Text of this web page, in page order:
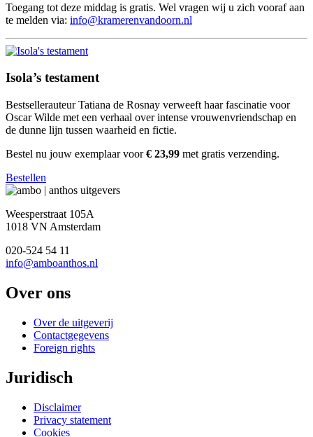
Toegang tot deze middag is gratis. Wel vragen wij u zich vooraf aan
te melden via: info@kramerenvandoorn.nl
Isola’s testament
Bestsellerauteur Tatiana de Rosnay verweeft haar fascinatie voor
Oscar Wilde met een verhaal over intense vrouwenvriendschap en
de dunne lijn tussen waarheid en fictie.
Bestel nu jouw exemplaar voor€ 23,99 met gratis verzending.
Bestellen
Weesperstraat 105A
1018 VN Amsterdam
020-524 54 11
info@amboanthos.nl
Over ons
Over de uitgeverij
Contactgegevens
Foreign rights
Juridisch
Disclaimer
Privacy statement
Cookies